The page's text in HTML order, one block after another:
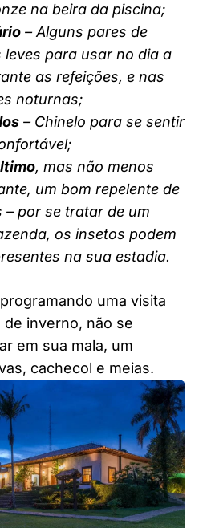
na beira da piscina;
– Alguns pares de
leves para usar no dia a
as refeições, e nas
noturnas;
– Chinelo para se sentir
, mas não menos
um bom repelente de
– por se tratar de um
os insetos podem
na sua estadia.
uma visita
inverno, não se
em sua mala, um
cachecol e meias.